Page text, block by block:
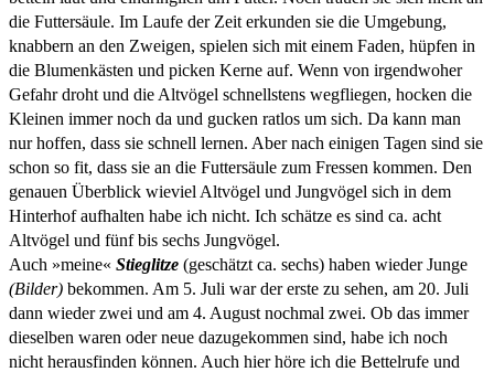
die Futtersäule. Im Laufe der Zeit erkunden sie die Umgebung,
knabbern an den Zweigen, spielen sich mit einem Faden, hüpfen in
die Blumenkästen und picken Kerne auf. Wenn von irgendwoher
Gefahr droht und die Altvögel schnellstens wegfliegen, hocken die
Kleinen immer noch da und gucken ratlos um sich. Da kann man
nur hoffen, dass sie schnell lernen. Aber nach einigen Tagen sind sie
schon so fit, dass sie an die Futtersäule zum Fressen kommen. Den
genauen Überblick wieviel Altvögel und Jungvögel sich in dem
Hinterhof aufhalten habe ich nicht. Ich schätze es sind ca. acht
Altvögel und fünf bis sechs Jungvögel.
Auch »meine« Stieglitze (geschätzt ca. sechs) haben wieder Junge
(Bilder) bekommen. Am 5. Juli war der erste zu sehen, am 20. Juli
dann wieder zwei und am 4. August nochmal zwei. Ob das immer
dieselben waren oder neue dazugekommen sind, habe ich noch
nicht herausfinden können. Auch hier höre ich die Bettelrufe und